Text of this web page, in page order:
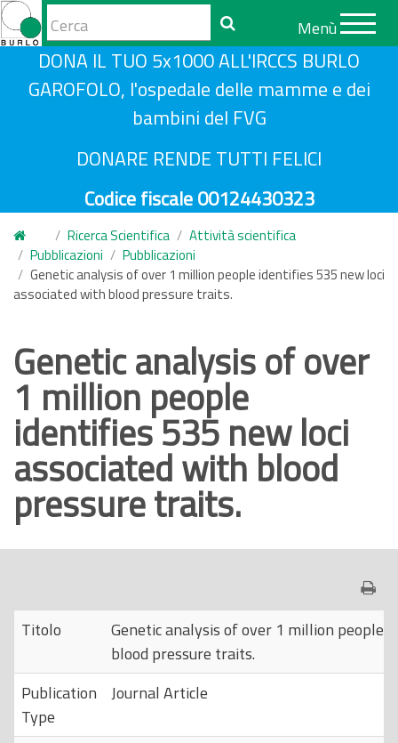
Form
di
ricerca
Cerca
DONA IL TUO 5x1000 ALL'IRCCS BURLO
GAROFOLO, l'ospedale delle mamme e dei
bambini del FVG
DONARE RENDE TUTTI FELICI
Codice fiscale 00124430323
Menù
Ricerca Scientifica
Attività scientifica
Pubblicazioni
Pubblicazioni
Genetic analysis of over 1 million people identifies 535 new loci
associated with blood pressure traits.
Genetic analysis of over
1 million people
identifies 535 new loci
associated with blood
pressure traits.
Titolo
Genetic analysis of over 1 million people
blood pressure traits.
Publication
Type
Journal Article